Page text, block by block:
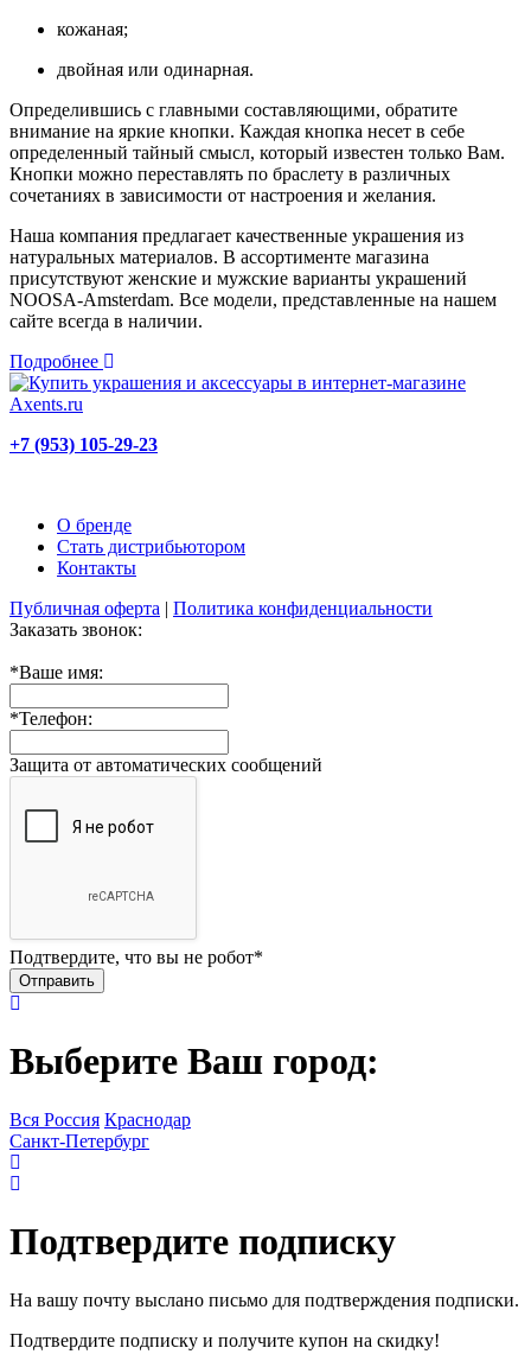
кожаная;
двойная или одинарная.
Определившись с главными составляющими, обратите
внимание на яркие кнопки. Каждая кнопка несет в себе
определенный тайный смысл, который известен только Вам.
Кнопки можно переставлять по браслету в различных
сочетаниях в зависимости от настроения и желания.
Наша компания предлагает качественные украшения из
натуральных материалов. В ассортименте магазина
присутствуют женские и мужские варианты украшений
NOOSA-Amsterdam. Все модели, представленные на нашем
сайте всегда в наличии.
Подробнее
+7 (953) 105-29-23
О бренде
Стать дистрибьютором
Контакты
Публичная оферта | Политика конфиденциальности
Заказать звонок:
*Ваше имя:
*Телефон:
Защита от автоматических сообщений
Подтвердите, что вы не робот*
Выберите Ваш город:
Вся Россия Краснодар
Санкт-Петербург
Подтвердите подписку
На вашу почту выслано письмо для подтверждения подписки.
Подтвердите подписку и получите купон на скидку!